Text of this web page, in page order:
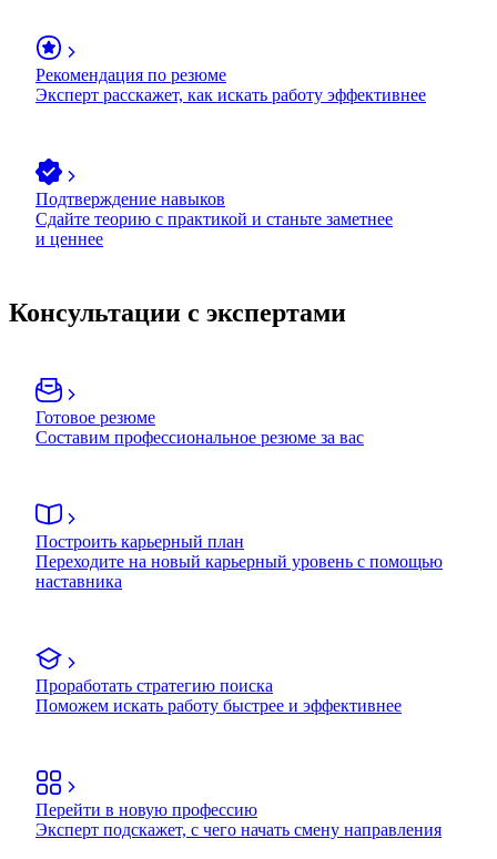
Рекомендация по резюме
Эксперт расскажет, как искать работу эффективнее
Подтверждение навыков
Сдайте теорию с практикой и станьте заметнее
и ценнее
Консультации с экспертами
Готовое резюме
Составим профессиональное резюме за вас
Построить карьерный план
Переходите на новый карьерный уровень с помощью
наставника
Проработать стратегию поиска
Поможем искать работу быстрее и эффективнее
Перейти в новую профессию
Эксперт подскажет, с чего начать смену направления